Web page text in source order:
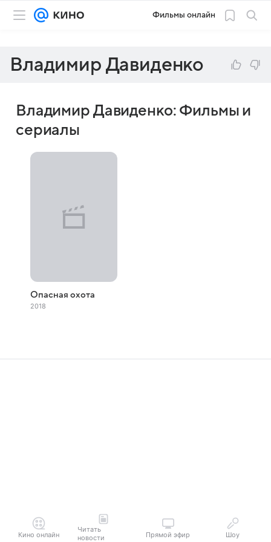
Фильмы онлайн
Владимир Давиденко
Владимир Давиденко: Фильмы и
сериалы
Опасная охота
2018
Кино онлайн
Читать
новости
Прямой эфир Шоу